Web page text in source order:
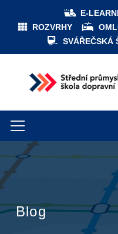
E-
ROZVRHY
SVÁŘEČSKÁ
Blog